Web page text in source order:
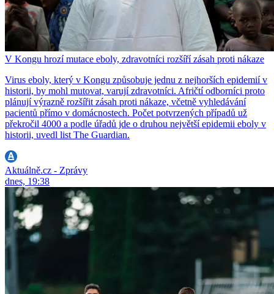
V Kongu hrozí mutace eboly, zdravotníci rozšíří zásah proti nákaze
Virus eboly, který v Kongu způsobuje jednu z nejhorších epidemií v
historii, by mohl mutovat, varují zdravotníci. Afričtí odborníci proto
plánují výrazně rozšířit zásah proti nákaze, včetně vyhledávání
pacientů přímo v domácnostech. Počet potvrzených případů už
překročil 4000 a podle úřadů jde o druhou největší epidemii eboly v
historii, uvedl list The Guardian.
Aktuálně.cz - Zprávy
dnes, 19:38